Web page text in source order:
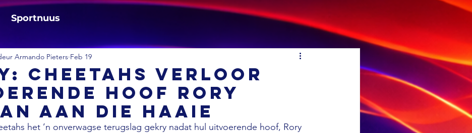
Sportnuus
Cheetahs verloor
hoof Rory
aan die Haaie
Armando Pieters Feb 19
het ’n onverwagse terugslag gekry nadat hul uitvoerende hoof, Rory